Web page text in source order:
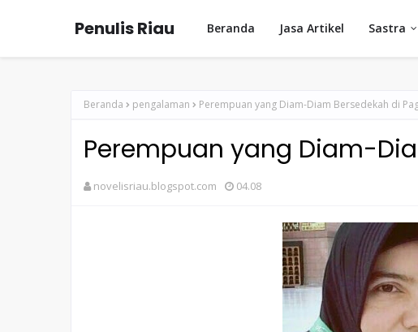
Penulis Riau Beranda Jasa Artikel Sastra
Beranda pengalaman Perempuan yang Diam-Diam Bersedekah di
Perempuan yang Diam-
novelisriau.blogspot.com 04.08